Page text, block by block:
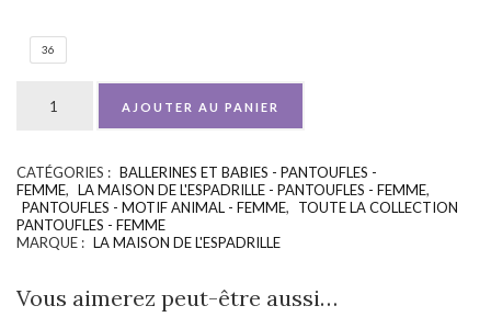
36
AJOUTER AU PANIER
CATÉGORIES : BALLERINES ET BABIES - PANTOUFLES -
FEMME, LA MAISON DE L'ESPADRILLE - PANTOUFLES - FEMME,
PANTOUFLES - MOTIF ANIMAL - FEMME,
TOUTE LA COLLECTION
PANTOUFLES - FEMME
MARQUE : LA MAISON DE L'ESPADRILLE
Vous aimerez peut-être aussi…